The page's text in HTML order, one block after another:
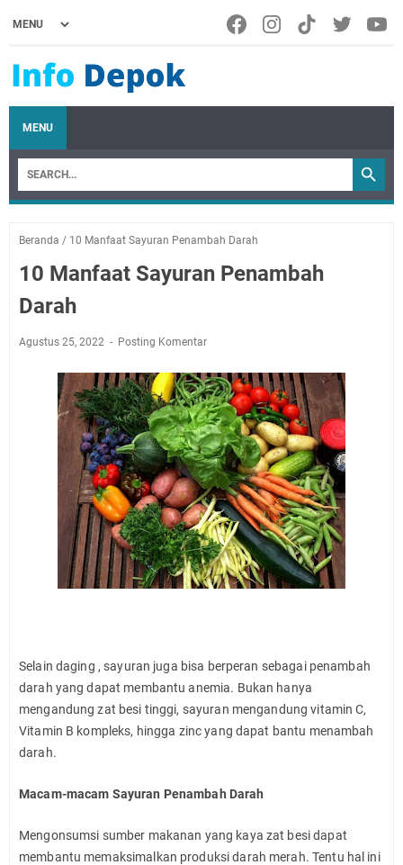
MENU
Beranda / 10 Manfaat Sayuran Penambah Darah
10 Manfaat Sayuran Penambah
Darah
Agustus 25, 2022 Posting Komentar
Selain daging , sayuran juga bisa berperan sebagai penambah
darah yang dapat membantu anemia. Bukan hanya
mengandung zat besi tinggi, sayuran mengandung vitamin C,
Vitamin B kompleks, hingga zinc yang dapat bantu menambah
darah.
Macam-macam Sayuran Penambah Darah
Mengonsumsi sumber makanan yang kaya zat besi dapat
membantu memaksimalkan produksi darah merah. Tentu hal ini